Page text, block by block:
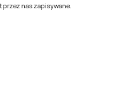
przez nas zapisywane.